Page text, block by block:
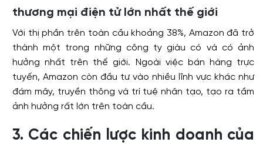
thương mại điện tử lớn nhất thế giới
Với thị phần trên toàn cầu khoảng 38%, Amazon đã trở
thành một trong những công ty giàu có và có ảnh
hưởng nhất trên thế giới. Ngoài việc bán hàng trực
tuyến, Amazon còn đầu tư vào nhiều lĩnh vực khác như
đám mây, truyền thông và trí tuệ nhân tạo, tạo ra tầm
ảnh hưởng rất lớn trên toàn cầu.
3. Các chiến lược kinh doanh của